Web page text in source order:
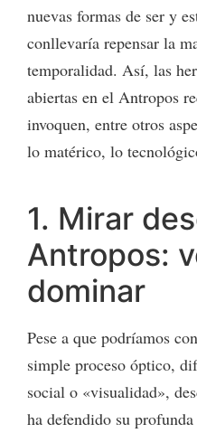
nuevas formas de ser y
conllevaría repensar la
temporalidad. Así, las
abiertas en el Antropos
invoquen, entre otros
lo matérico, lo
1. Mirar
Antropos:
dominar
Pese a que podríamos
simple proceso óptico,
social o «visualidad»,
ha defendido su